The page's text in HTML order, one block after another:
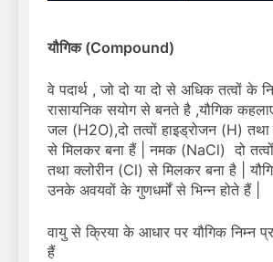
यौगिक (Compound)
वे पदार्थ , जो दो या दो से अधिक तत्वों के
रासायनिक सयोग से बनते है ,यौगिक
जल (H2O),दो तत्वों हाइड्रोजन (H)
से मिलकर बना हैं | नमक (NaCl) दो
तथा क्लोरीन (Cl) से मिलकर बना है |
उनके अवयवों के गुणधर्मों से भिन्न होते हैं |
वायु से क्रिया के आधार पर यौगिक निम्न
हैं